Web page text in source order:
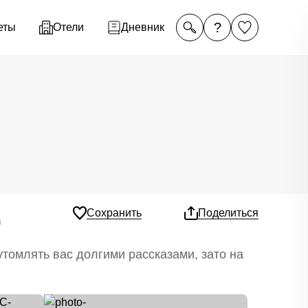
Отели Дневник ?
Сохранить Поделиться
вас долгими рассказами, зато на